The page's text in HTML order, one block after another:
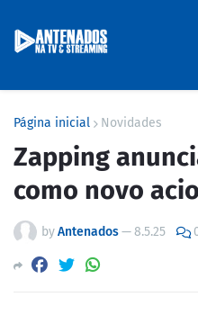
Página inicial Novidades
Zapping
como novo
byAntenados—8.5.25